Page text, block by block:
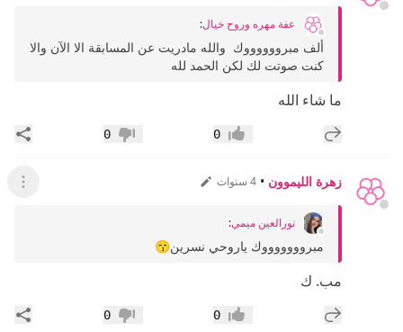
عفة مهره وروح خيال:
ألف مبرووووووك والله مادريت عن المسابقة الا الآن والا
كنت صوتت لك لكن الحمد لله
ما شاء الله
إضافة رد جديد إعجاب0 عدم إعجاب
0
زهرة الليموون • 4 سنوات عرض
نورالعين ميمي:
مبروووووووك ياروحي نسرين😙
مب. ك
إضافة رد جديد إعجاب0 عدم إعجاب
0